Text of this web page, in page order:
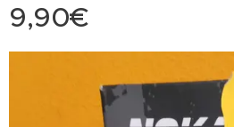
9,90€